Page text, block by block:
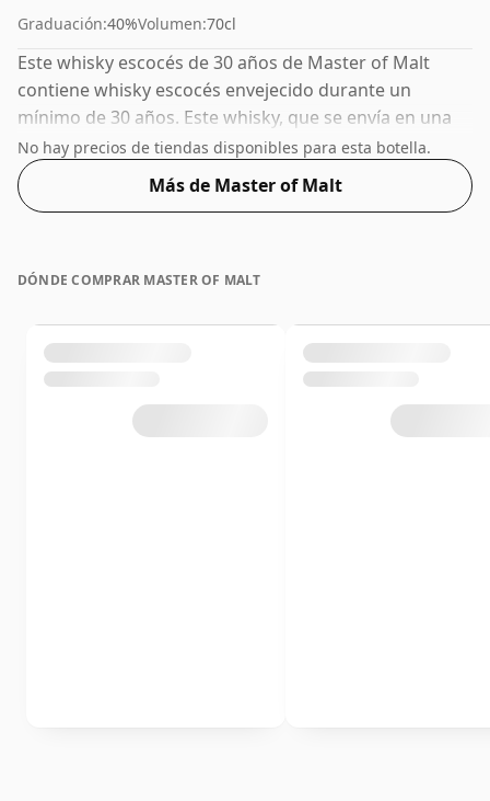
Graduación:40%Volumen:70cl
Este whisky escocés de 30 años de Master of Malt
contiene whisky escocés envejecido durante un
mínimo de 30 años. Este whisky, que se envía en una
botella normal de 70 cl, tiene una concentración
bastante normal del 40%.
No hay precios de tiendas disponibles para esta botella.
Más de Master of Malt
DÓNDE COMPRAR MASTER OF MALT